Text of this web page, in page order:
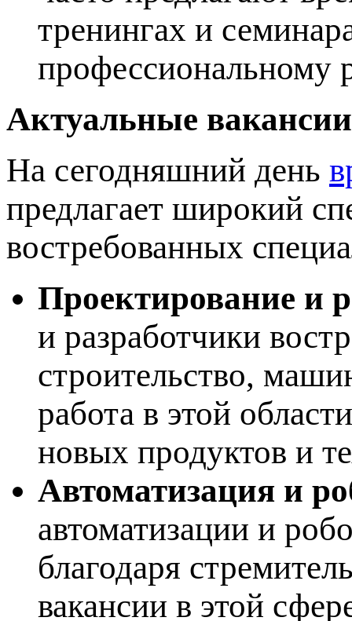
тренингах и
профессиональному
Актуальные
На сегодняшний день
предлагает широкий
востребованных
Проектирование и
и разработчики
строительство,
работа в этой
новых продуктов и
Автоматизация и
автоматизации и
благодаря
вакансии в этой